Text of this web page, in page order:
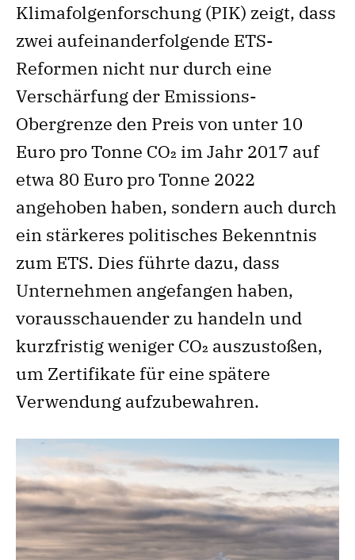
Klimafolgenforschung (PIK) zeigt, dass
zwei aufeinanderfolgende ETS-
Reformen nicht nur durch eine
Verschärfung der Emissions-
Obergrenze den Preis von unter 10
Euro pro Tonne CO₂ im Jahr 2017 auf
etwa 80 Euro pro Tonne 2022
angehoben haben, sondern auch durch
ein stärkeres politisches Bekenntnis
zum ETS. Dies führte dazu, dass
Unternehmen angefangen haben,
vorausschauender zu handeln und
kurzfristig weniger CO₂ auszustoßen,
um Zertifikate für eine spätere
Verwendung aufzubewahren.